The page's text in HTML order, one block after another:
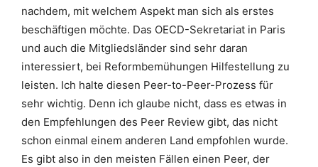
nachdem, mit welchem Aspekt man sich als erstes
beschäftigen möchte. Das OECD-Sekretariat in Paris
und auch die Mitgliedsländer sind sehr daran
interessiert, bei Reformbemühungen Hilfestellung zu
leisten. Ich halte diesen Peer-to-Peer-Prozess für
sehr wichtig. Denn ich glaube nicht, dass es etwas in
den Empfehlungen des Peer Review gibt, das nicht
schon einmal einem anderen Land empfohlen wurde.
Es gibt also in den meisten Fällen einen Peer, der